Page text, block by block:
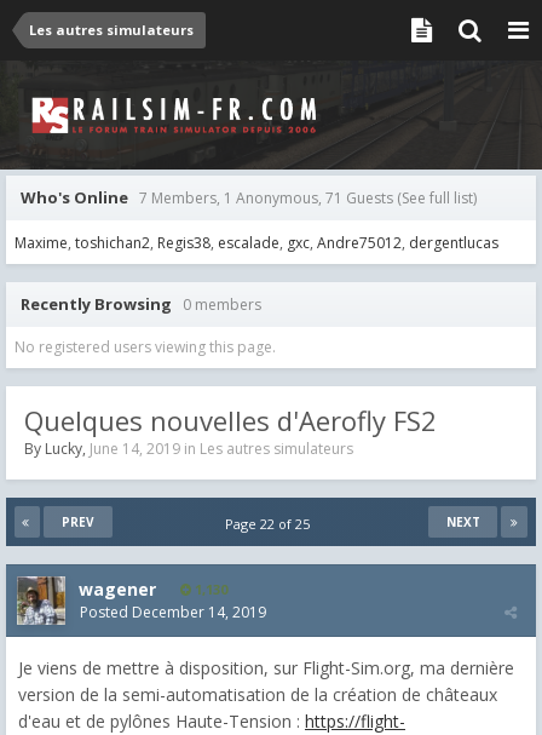
Les autres simulateurs
Who's Online 7 Members, 1 Anonymous, 71 Guests (See full list)
Maxime toshichan2 Regis38 escalade gxc Andre75012 dergentlucas
Recently Browsing 0 members
No registered users viewing this page.
Quelques nouvelles d'Aerofly FS2
By Lucky, June 14, 2019 in Les autres simulateurs
PREV NEXT
Page 22 of 25
wagener 1,130
Posted December 14, 2019
Je viens de mettre à disposition, sur Flight-Sim.org, ma dernière
version de la semi-automatisation de la création de châteaux
d'eau et de pylônes Haute-Tension : https://flight-